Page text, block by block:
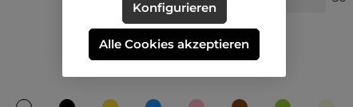
Konfigurieren
Alle Cookies akzeptieren